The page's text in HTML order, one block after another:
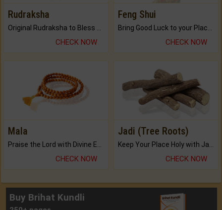
Rudraksha
CHECK NOW
Feng Shui
CHECK NOW
Mala
CHECK NOW
Jadi (Tree Roots)
CHECK NOW
Buy Brihat Kundli